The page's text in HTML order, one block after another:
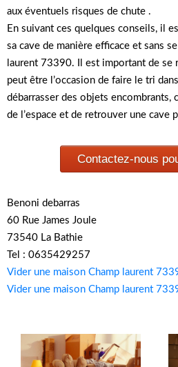
aux éventuels risques de chute .
En suivant ces quelques conseils, il
sa cave de manière efficace et sans
laurent 73390. Il est important de se
peut être l’occasion de faire le tri
débarrasser des objets encombrants,
de l’espace et de retrouver une cave
Contactez-nous
Benoni debarras
60 Rue James Joule
73540 La Bathie
Tel : 0635429257
Vider une maison Champ laurent
Vider une maison Champ laurent